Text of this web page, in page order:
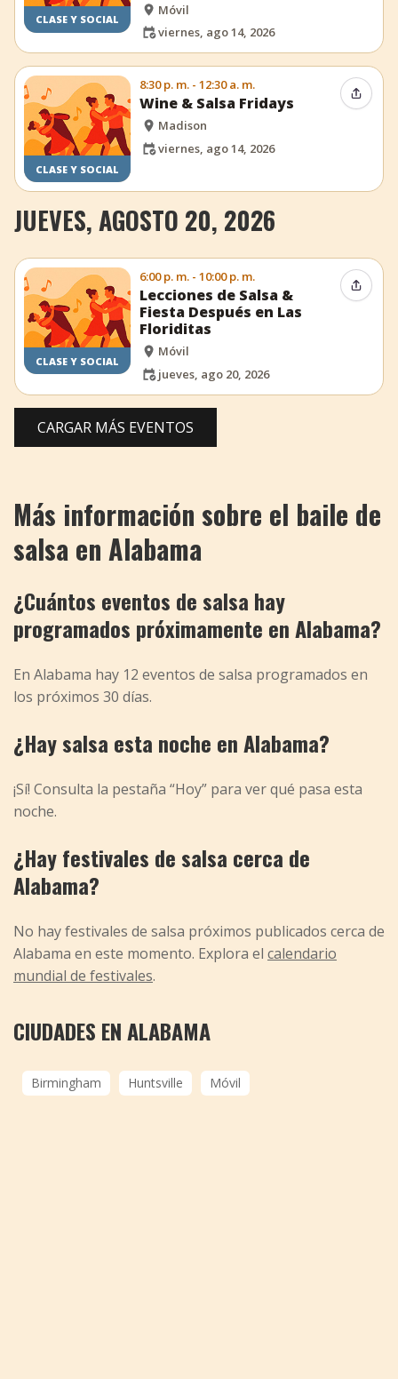
CLASE Y SOCIAL
Móvil
viernes, ago 14, 2026
CLASE Y SOCIAL
8:30 p. m. - 12:30 a. m.
Wine & Salsa Fridays
Madison
viernes, ago 14, 2026
JUEVES, AGOSTO 20, 2026
CLASE Y SOCIAL
6:00 p. m. - 10:00 p. m.
Lecciones de Salsa &
Fiesta Después en Las
Floriditas
Móvil
jueves, ago 20, 2026
CARGAR MÁS EVENTOS
Más información sobre el baile de
salsa en Alabama
¿Cuántos eventos de salsa hay
programados próximamente en Alabama?
En Alabama hay 12 eventos de salsa programados en
los próximos 30 días.
¿Hay salsa esta noche en Alabama?
¡Sí! Consulta la pestaña “Hoy” para ver qué pasa esta
noche.
¿Hay festivales de salsa cerca de
Alabama?
No hay festivales de salsa próximos publicados cerca de
Alabama en este momento. Explora el calendario
mundial de festivales.
CIUDADES EN ALABAMA
Birmingham Huntsville Móvil